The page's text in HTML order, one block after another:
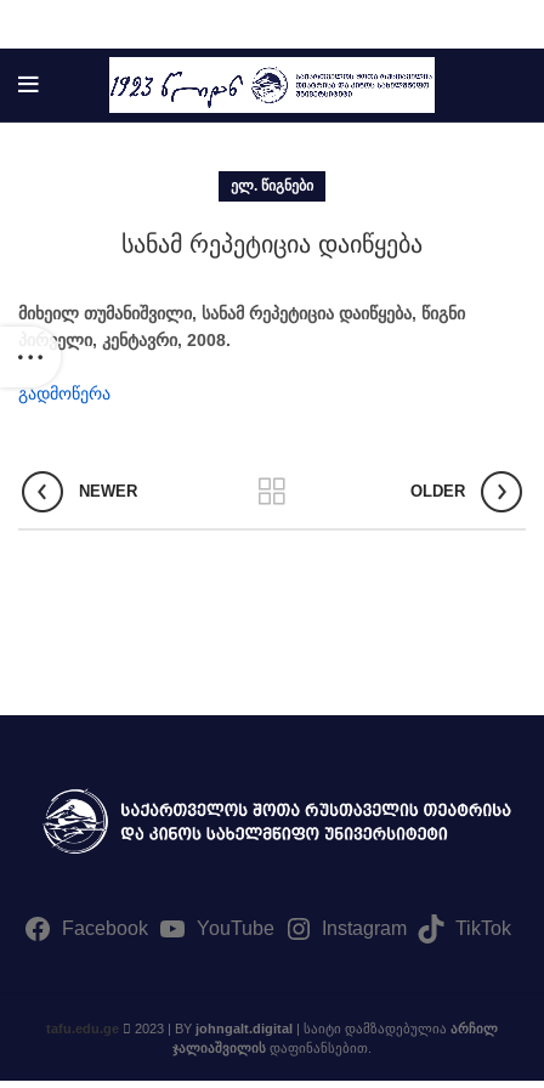
ᲔᲚ. ᲬᲘᲒᲜᲔᲑᲘ
სანამ რეპეტიცია დაიწყება
მიხეილ თუმანიშვილი, სანამ რეპეტიცია დაიწყება, წიგნი
პირველი, კენტავრი, 2008.
გადმოწერა
NEWER OLDER
Facebook YouTube Instagram TikTok
tafu.edu.ge 2023 | BY johngalt.digital | საიტი დამზადებულია არჩილ
ჯალიაშვილის დაფინანსებით.